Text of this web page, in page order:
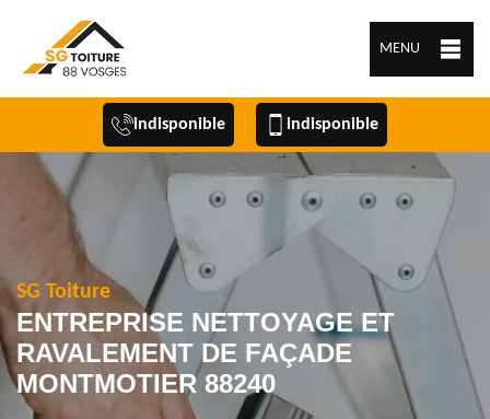
MENU
indisponible indisponible
SG Toiture
ENTREPRISE NETTOYAGE ET
RAVALEMENT DE FAÇADE
MONTMOTIER 88240